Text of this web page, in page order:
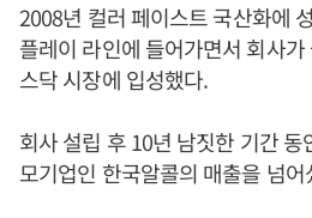
2008년 컬러 페이스트 국산화에
플레이 라인에 들어가면서 회사
스닥 시장에 입성했다.
회사 설립 후 10년 남짓한 기간
모기업인 한국알콜의 매출을 넘어